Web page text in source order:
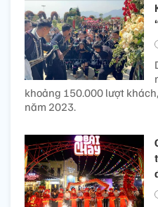
khoảng 150.000 lượt
năm 2023.